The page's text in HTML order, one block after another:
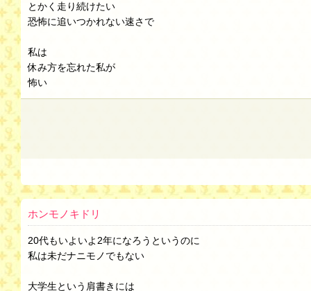
とかく走り続けたい
恐怖に追いつかれない速さで
私は
休み方を忘れた私が
怖い
ホンモノキドリ
20代もいよいよ2年になろうというのに
私は未だナニモノでもない
大学生という肩書きには